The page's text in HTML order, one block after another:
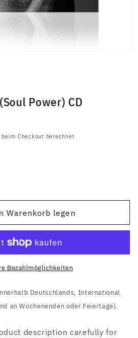
Power) CD
beim Checkout berechnet
Warenkorb legen
Bezahlmöglichkeiten
Deutschlands, International
an Wochenenden oder Feiertage).
description carefully for